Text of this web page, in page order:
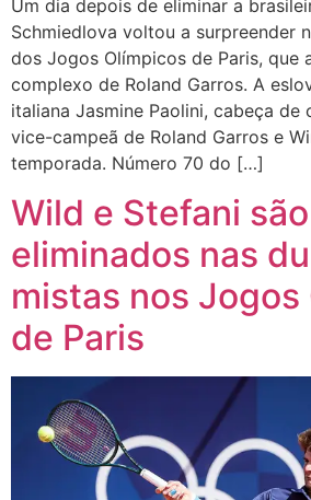
Um dia depois de eliminar a
Schmiedlova voltou a surpreender
dos Jogos Olímpicos de Paris, que
complexo de Roland Garros. A
italiana Jasmine Paolini, cabeça de
vice-campeã de Roland Garros e
temporada. Número 70 do […]
Wild e Stefani são
eliminados nas
mistas nos
de Paris